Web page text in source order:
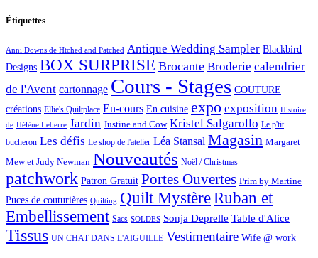
Étiquettes
Anni Downs de Htched and Patched Antique Wedding Sampler Blackbird
Designs BOX SURPRISE Brocante Broderie calendrier
de l'Avent cartonnage Cours - Stages COUTURE
créations Ellie's Quiltplace En-cours En cuisine expo exposition Histoire
de Hélène Leberre Jardin Justine and Cow Kristel Salgarollo Le p'tit
bucheron Les défis Le shop de l'atelier Léa Stansal Magasin Margaret
Mew et Judy Newman Nouveautés Noël / Christmas
patchwork Patron Gratuit Portes Ouvertes Prim by Martine
Puces de couturières Quilting Quilt MystèreRuban et
Embellissement Sacs SOLDES Sonja Deprelle Table d'Alice
Tissus UN CHAT DANS L'AIGUILLE Vestimentaire Wife @ work